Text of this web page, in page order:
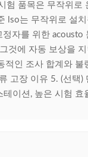
험 품목은 무작위로
lso는 무작위로 설
자를 위한 acousto
것에 자동 보상을
적인 조사 합계와 불
고장 이유 5. (선택)
이션, 높은 시험 효